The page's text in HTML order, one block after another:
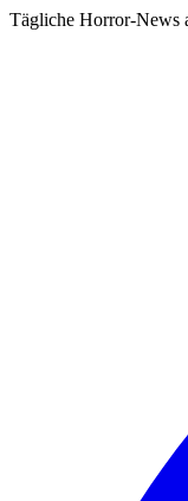
Tägliche Horror-News